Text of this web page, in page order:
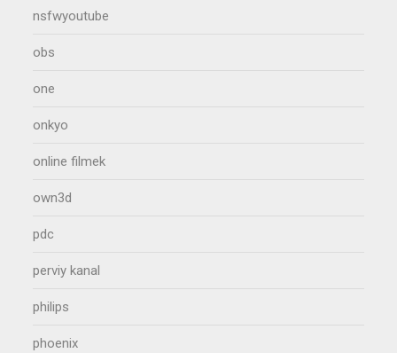
nsfwyoutube
obs
one
onkyo
online filmek
own3d
pdc
perviy kanal
philips
phoenix